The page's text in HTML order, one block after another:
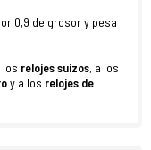
0,9 de grosor y pesa
los relojes suizos, a los
y a los relojes de